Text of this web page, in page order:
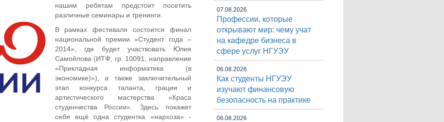
нашим ребятам предстоит посетить
различные семинары и тренинги.
В рамках фестиваля состоится финал
национальной премии «Студент года –
2014», где будет участвовать Юлия
Самойлова (ИТФ, гр. 10091, направление
«Прикладная информатика (в
экономике)»), а также заключительный
этап конкурса таланта, грации и
артистического мастерства «Краса
студенчества России». Здесь покажет
себя ещё одна студентка «нархоза» -
07.08.2026
Профессии, которые
открывают мир: чему учат
на кафедре бизнеса в
сфере услуг НГУЭУ
06.08.2026
Как студенты НГУЭУ
изучают финансовую
безопасность на практике
06.08.2026